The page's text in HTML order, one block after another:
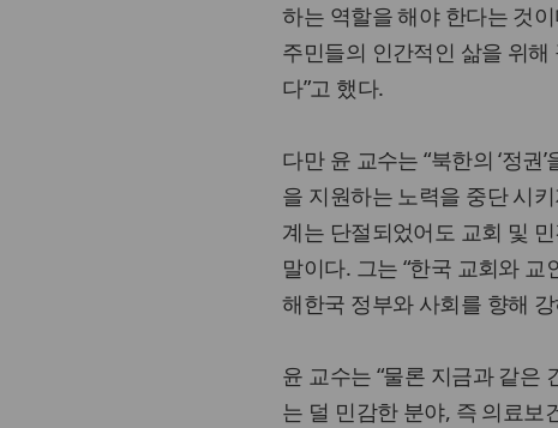
하는 역할을 해야 한다는 것
주민들의 인간적인 삶을 위
다”고 했다.
다만 윤 교수는 “북한의 ‘정
을 지원하는 노력을 중단 시
계는 단절되었어도 교회 및
말이다. 그는 “한국 교회와 교
해한국 정부와 사회를 향해
윤 교수는 “물론 지금과 같은
는 덜 민감한 분야, 즉 의료보